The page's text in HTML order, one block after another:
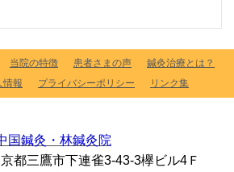
当院の特徴 患者さまの声
鍼灸治療とは？
情報 プライバシーポリシー リンク集
国鍼灸・林鍼灸院
都三鷹市下連雀3-43-3欅ビル4Ｆ